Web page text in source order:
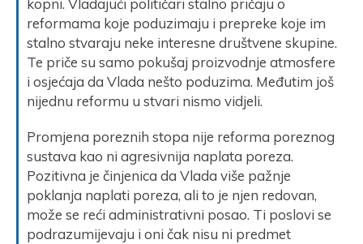
kopni. Vladajući političari stalno pričaju o
reformama koje poduzimaju i prepreke koje im
stalno stvaraju neke interesne društvene skupine.
Te priče su samo pokušaj proizvodnje atmosfere
i osjećaja da Vlada nešto poduzima. Međutim još
nijednu reformu u stvari nismo vidjeli.
Promjena poreznih stopa nije reforma poreznog
sustava kao ni agresivnija naplata poreza.
Pozitivna je činjenica da Vlada više pažnje
poklanja naplati poreza, ali to je njen redovan,
može se reći administrativni posao. Ti poslovi se
podrazumijevaju i oni čak nisu ni predmet